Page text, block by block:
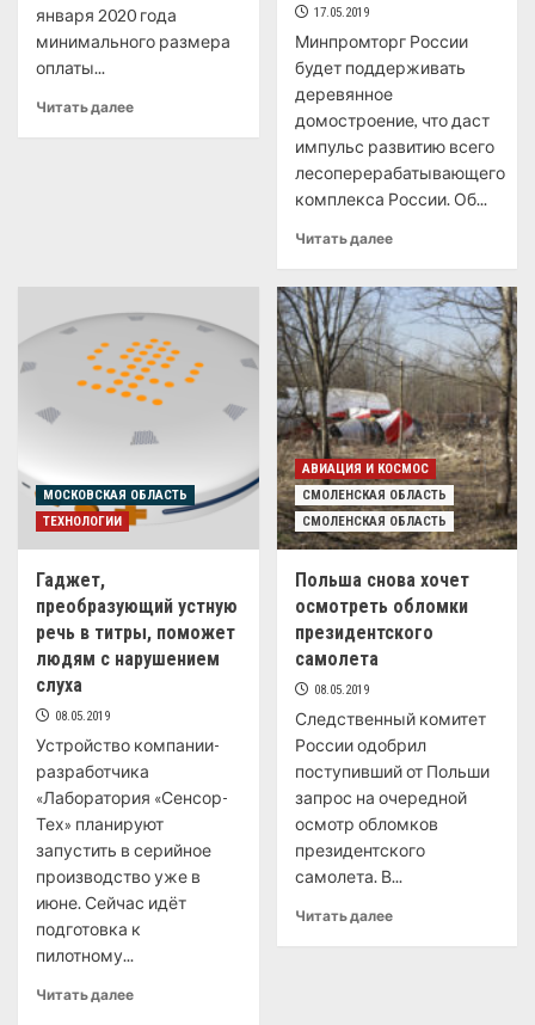
января 2020 года
минимального размера
оплаты...
Читать далее
17.05.2019
Минпромторг России
будет поддерживать
деревянное
домостроение, что даст
импульс развитию всего
лесоперерабатывающего
комплекса России. Об...
Читать далее
МОСКОВСКАЯ ОБЛАСТЬ
ТЕХНОЛОГИИ
Гаджет,
преобразующий устную
речь в титры, поможет
людям с нарушением
слуха
08.05.2019
Устройство компании-
разработчика
«Лаборатория «Сенсор-
Тех» планируют
запустить в серийное
производство уже в
июне. Сейчас идёт
подготовка к
пилотному...
Читать далее
АВИАЦИЯ И КОСМОС
СМОЛЕНСКАЯ ОБЛАСТЬ
СМОЛЕНСКАЯ ОБЛАСТЬ
Польша снова хочет
осмотреть обломки
президентского
самолета
08.05.2019
Следственный комитет
России одобрил
поступивший от Польши
запрос на очередной
осмотр обломков
президентского
самолета. В...
Читать далее